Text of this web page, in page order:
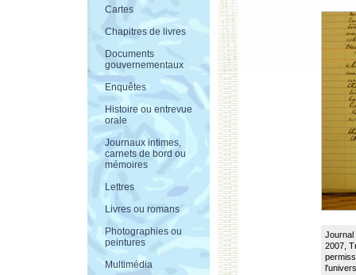
Cartes
Chapitres de livres
Documents
gouvernementaux
Enquêtes
Histoire ou entrevue
orale
Journaux intimes,
carnets de bord ou
mémoires
Lettres
Livres ou romans
Photographies ou
peintures
Multimédia
Journal
2007,